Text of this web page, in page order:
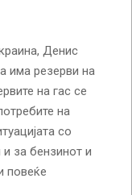
Денис
има резерви на
на гас се
на
со
за бензинот и
повеќе